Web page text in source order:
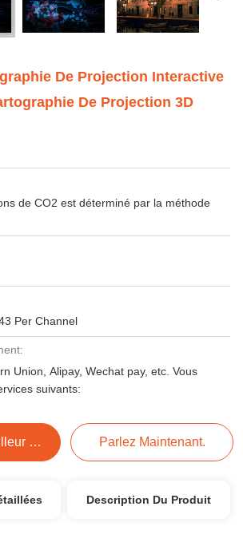
De Projection Interactive
De Projection 3D
de CO2 est déterminé par la méthode
Per Channel
Union, Alipay, Wechat pay, etc. Vous
suivants:
Obtenez Le Meilleur Prix Parlez Maintenant.
Description Du Produit